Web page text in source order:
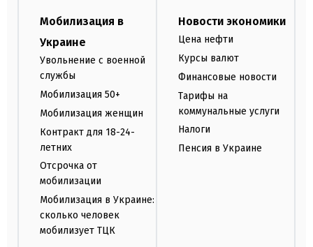
Мобилизация в
Украине
Увольнение с военной
службы
Мобилизация 50+
Мобилизация женщин
Контракт для 18-24-
летних
Отсрочка от
мобилизации
Мобилизация в Украине:
сколько человек
мобилизует ТЦК
Новости экономики
Цена нефти
Курсы валют
Финансовые новости
Тарифы на
коммунальные услуги
Налоги
Пенсия в Украине